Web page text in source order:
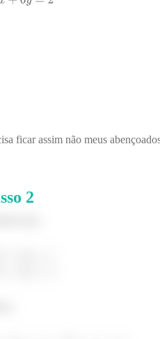
ficar assim não meus
2